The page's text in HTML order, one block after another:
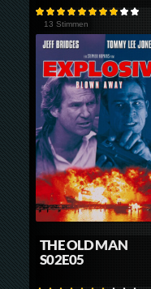
13 Stimmen
THE OLD MAN
S02E05